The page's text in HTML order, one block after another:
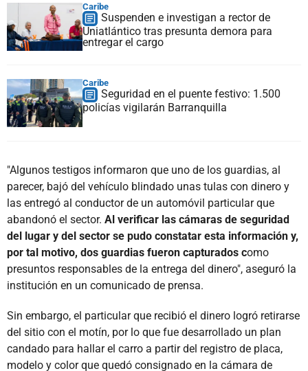
Caribe
Suspenden e investigan a rector de
Uniatlántico tras presunta demora para
entregar el cargo
Caribe
Seguridad en el puente festivo: 1.500
policías vigilarán Barranquilla
"Algunos testigos informaron que uno de los guardias, al
parecer, bajó del vehículo blindado unas tulas con dinero y
las entregó al conductor de un automóvil particular que
abandonó el sector. Al verificar las cámaras de seguridad
del lugar y del sector se pudo constatar esta información y,
por tal motivo, dos guardias fueron capturados como
presuntos responsables de la entrega del dinero", aseguró la
institución en un comunicado de prensa.
Sin embargo, el particular que recibió el dinero logró retirarse
del sitio con el motín, por lo que fue desarrollado un plan
candado para hallar el carro a partir del registro de placa,
modelo y color que quedó consignado en la cámara de